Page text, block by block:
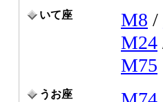
いて座 M8 /
M24
M75
うお座